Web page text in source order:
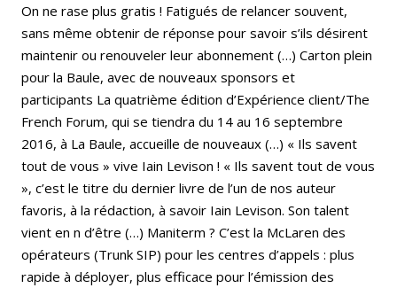
On ne rase plus gratis ! Fatigués de relancer souvent,
sans même obtenir de réponse pour savoir s’ils désirent
maintenir ou renouveler leur abonnement (…) Carton plein
pour la Baule, avec de nouveaux sponsors et
participants La quatrième édition d’Expérience client/The
French Forum, qui se tiendra du 14 au 16 septembre
2016, à La Baule, accueille de nouveaux (…) « Ils savent
tout de vous » vive Iain Levison ! « Ils savent tout de vous
», c’est le titre du dernier livre de l’un de nos auteur
favoris, à la rédaction, à savoir Iain Levison. Son talent
vient en n d’être (…) Maniterm ? C’est la McLaren des
opérateurs (Trunk SIP) pour les centres d’appels : plus
rapide à déployer, plus efficace pour l’émission des